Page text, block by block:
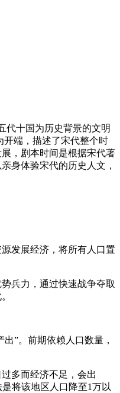
代十国为历史背景的文明
开端，描述了宋代整个时
，剧本时间是根据宋代著
身体验宋代的历史人文，
发展经济，将所有人口置
兵力，通过快速战争夺取
”。前期依赖人口数量，
多而经济不足，会出
将该地区人口降至1万以